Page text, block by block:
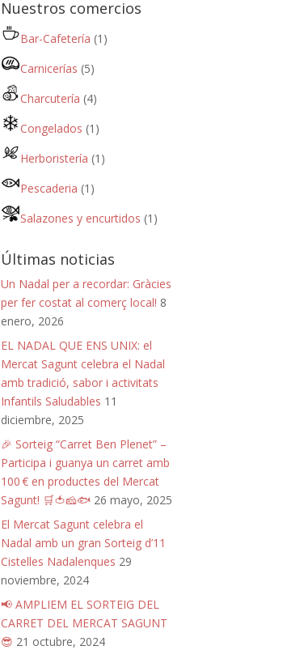
Nuestros comercios
Bar-Cafetería (1)
Carnicerías (5)
Charcutería (4)
Congelados (1)
Herboristería (1)
Pescaderia (1)
Salazones y encurtidos (1)
Últimas noticias
Un Nadal per a recordar: Gràcies
per fer costat al comerç local! 8
enero, 2026
EL NADAL QUE ENS UNIX: el
Mercat Sagunt celebra el Nadal
amb tradició, sabor i activitats
Infantils Saludables 11
diciembre, 2025
🎉 Sorteig “Carret Ben Plenet” –
Participa i guanya un carret amb
100 € en productes del Mercat
Sagunt! 🛒🍅🧀🐟 26 mayo, 2025
El Mercat Sagunt celebra el
Nadal amb un gran Sorteig d’11
Cistelles Nadalenques 29
noviembre, 2024
📢 AMPLIEM EL SORTEIG DEL
CARRET DEL MERCAT SAGUNT
😎 21 octubre, 2024